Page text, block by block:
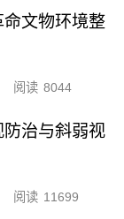
文物环境整
阅读 8044
治与斜弱视
阅读 11699